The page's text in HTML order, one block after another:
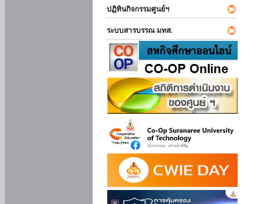
ปฏิทินกิจกรรมศูนย์ฯ
ระบบสารบรรณ มทส.